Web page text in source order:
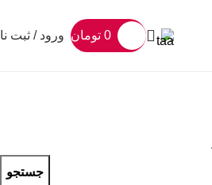
0 تومان ورود / ثبت
جستجو